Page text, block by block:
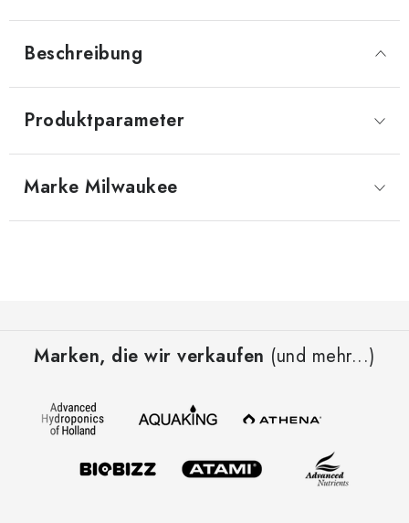
Beschreibung
Produktparameter
Marke Milwaukee
Marken, die wir verkaufen (und mehr...)